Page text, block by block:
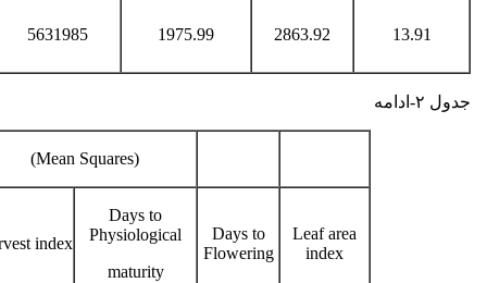
13.91
2863.92
1975.99
5631985
جدول ۲-ادامه
(Mean Squares)
Leaf area
index
Days to
Flowering
Days to
Physiological
maturity
index